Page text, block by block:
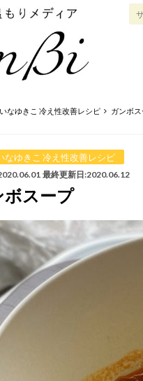
なゆきこ 冷え性改善レシピ ガンボ
なゆきこ 冷え性改善レシピ
最終更新日:2020.06.12
ボスープ